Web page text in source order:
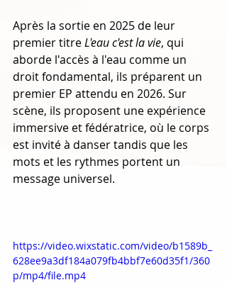
Après la sortie en 2025 de leur
premier titre L'eau c'est la vie, qui
aborde l'accès à l'eau comme un
droit fondamental, ils préparent un
premier EP attendu en 2026. Sur
scène, ils proposent une expérience
immersive et fédératrice, où le corps
est invité à danser tandis que les
mots et les rythmes portent un
message universel.
https://video.wixstatic.com/video/b1589b_
628ee9a3df184a079fb4bbf7e60d35f1/360
p/mp4/file.mp4